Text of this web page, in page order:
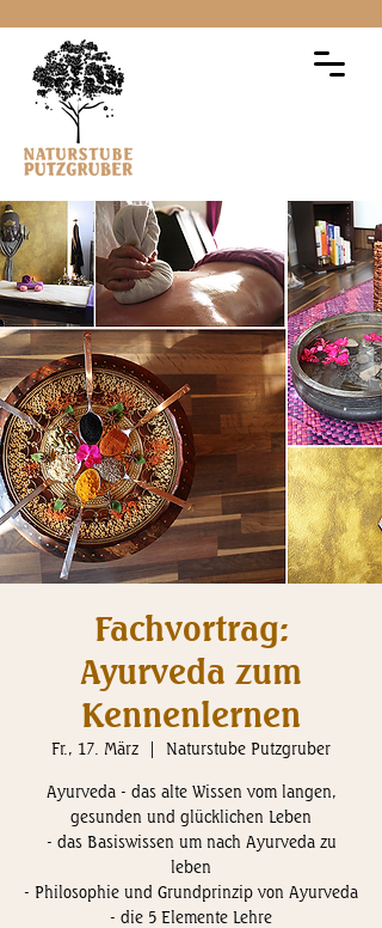
Fachvortrag:
Ayurveda zum
Kennenlernen
Fr., 17. März
  |
Naturstube Putzgruber
Ayurveda - das alte Wissen vom langen,
gesunden und glücklichen Leben
- das Basiswissen um nach Ayurveda zu
leben
- Philosophie und Grundprinzip von Ayurveda
- die 5 Elemente Lehre